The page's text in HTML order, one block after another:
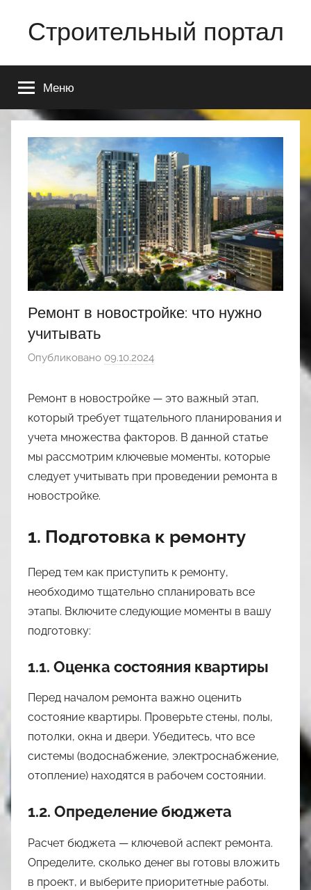
содержимому
Строительный портал
Меню
Ремонт в новостройке: что нужно
учитывать
Опубликовано 09.10.2024
l
3
9
Ремонт в новостройке — это важный этап,
который требует тщательного планирования и
учета множества факторов. В данной статье
мы рассмотрим ключевые моменты, которые
следует учитывать при проведении ремонта в
новостройке.
1. Подготовка к ремонту
Перед тем как приступить к ремонту,
необходимо тщательно спланировать все
этапы. Включите следующие моменты в вашу
подготовку:
1.1. Оценка состояния квартиры
Перед началом ремонта важно оценить
состояние квартиры. Проверьте стены, полы,
потолки, окна и двери. Убедитесь, что все
системы (водоснабжение, электроснабжение,
отопление) находятся в рабочем состоянии.
1.2. Определение бюджета
Расчет бюджета — ключевой аспект ремонта.
Определите, сколько денег вы готовы вложить
в проект, и выберите приоритетные работы.